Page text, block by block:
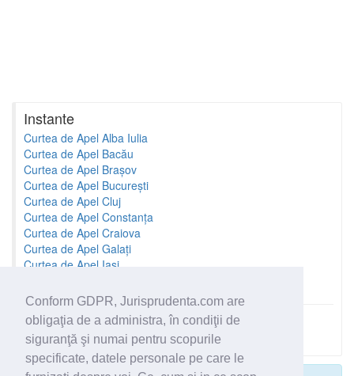
Conform GDPR, Jurisprudenta.com are
obligaţia de a administra, în condiţii de
siguranţă şi numai pentru scopurile
specificate, datele personale pe care le
Instante
Curtea de Apel Alba Iulia
Curtea de Apel Bacău
Curtea de Apel Brașov
Curtea de Apel București
Curtea de Apel Cluj
Curtea de Apel Constanța
Curtea de Apel Craiova
Curtea de Apel Galați
Curtea de Apel Iași
Toate instantele